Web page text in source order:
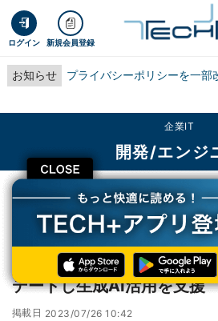
ログイン 新規会員登録
お知らせ プライバシーポリシーを一部
CLOSE
企業IT
開発/エンジ
TECH+ 企業IT
開発/エンジニア
アリババクラウド、「AnalyticDB」をアップデ
アリババクラウド、「
デートし生成AI活用を支援
掲載日 2023/07/26 10:42